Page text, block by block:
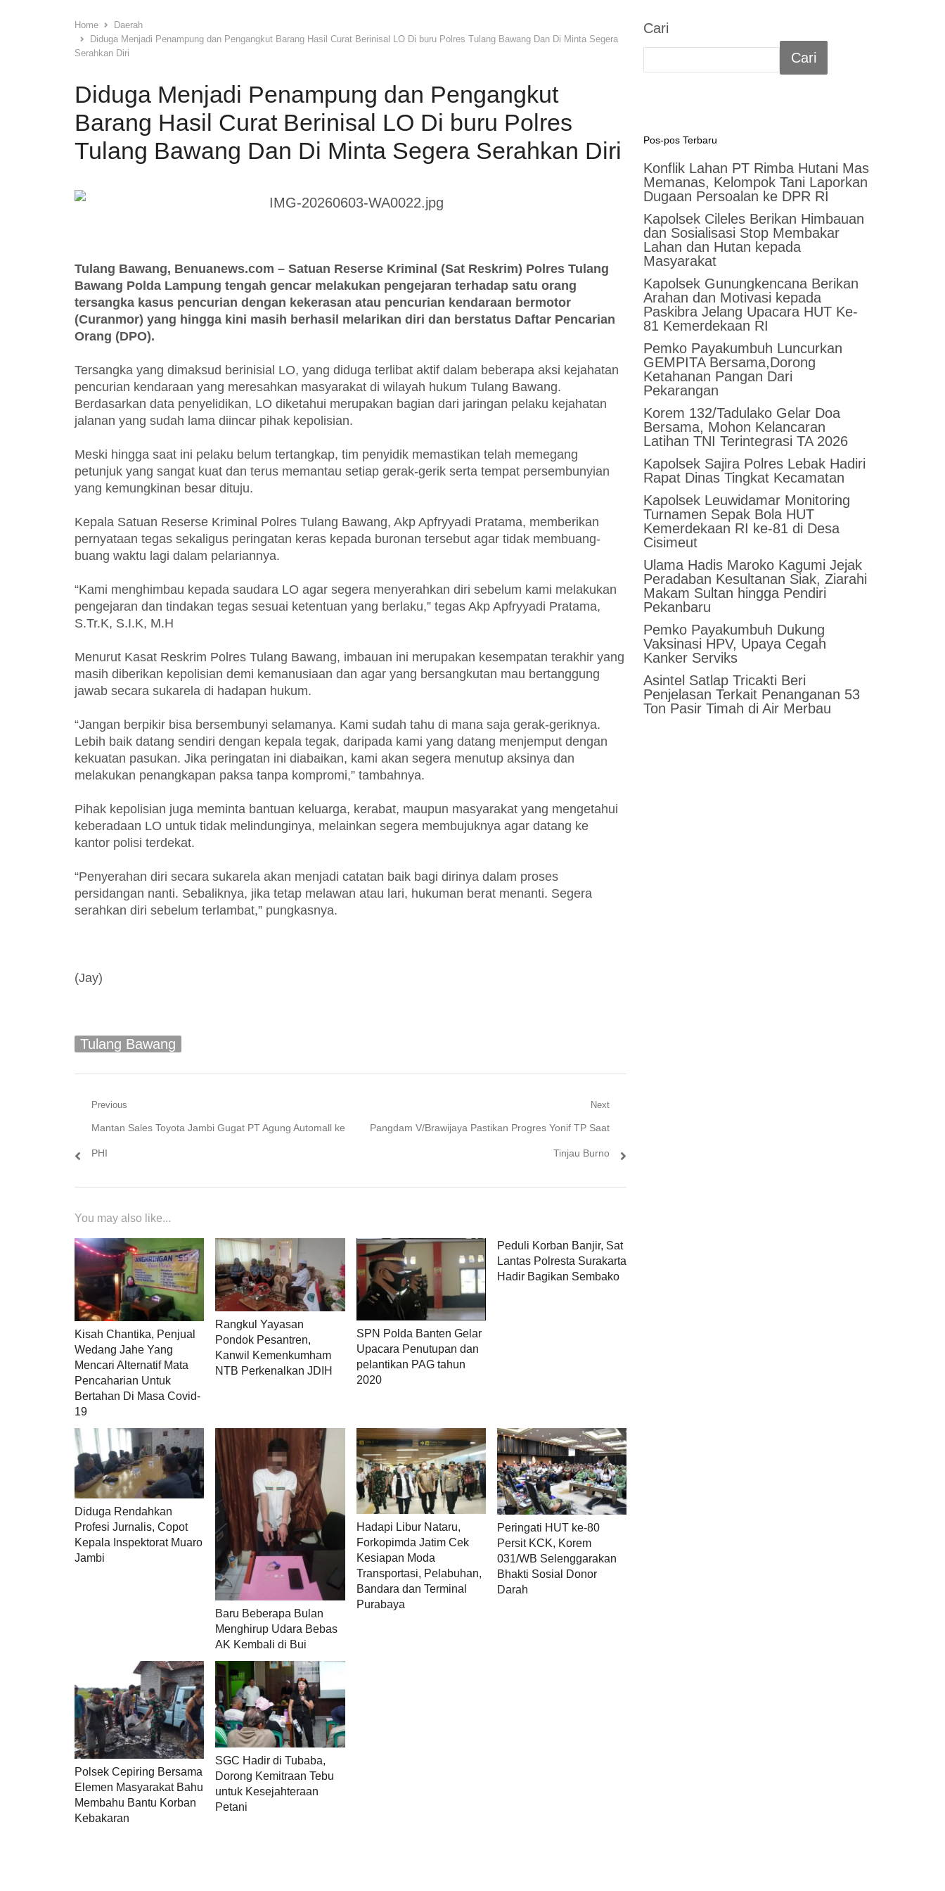
Home
Daerah
Diduga Menjadi Penampung dan Pengangkut Barang Hasil Curat Berinisal LO Di buru Polres Tulang Bawang Dan Di Minta Segera
Serahkan Diri
Diduga Menjadi Penampung dan Pengangkut
Barang Hasil Curat Berinisal LO Di buru Polres
Tulang Bawang Dan Di Minta Segera Serahkan Diri
Tulang Bawang, Benuanews.com – Satuan Reserse Kriminal (Sat Reskrim) Polres Tulang
Bawang Polda Lampung tengah gencar melakukan pengejaran terhadap satu orang
tersangka kasus pencurian dengan kekerasan atau pencurian kendaraan bermotor
(Curanmor) yang hingga kini masih berhasil melarikan diri dan berstatus Daftar Pencarian
Orang (DPO).
Tersangka yang dimaksud berinisial LO, yang diduga terlibat aktif dalam beberapa aksi kejahatan
pencurian kendaraan yang meresahkan masyarakat di wilayah hukum Tulang Bawang.
Berdasarkan data penyelidikan, LO diketahui merupakan bagian dari jaringan pelaku kejahatan
jalanan yang sudah lama diincar pihak kepolisian.
Meski hingga saat ini pelaku belum tertangkap, tim penyidik memastikan telah memegang
petunjuk yang sangat kuat dan terus memantau setiap gerak-gerik serta tempat persembunyian
yang kemungkinan besar dituju.
Kepala Satuan Reserse Kriminal Polres Tulang Bawang, Akp Apfryyadi Pratama, memberikan
pernyataan tegas sekaligus peringatan keras kepada buronan tersebut agar tidak membuang-
buang waktu lagi dalam pelariannya.
“Kami menghimbau kepada saudara LO agar segera menyerahkan diri sebelum kami melakukan
pengejaran dan tindakan tegas sesuai ketentuan yang berlaku,” tegas Akp Apfryyadi Pratama,
S.Tr.K, S.I.K, M.H
Menurut Kasat Reskrim Polres Tulang Bawang, imbauan ini merupakan kesempatan terakhir yang
masih diberikan kepolisian demi kemanusiaan dan agar yang bersangkutan mau bertanggung
jawab secara sukarela di hadapan hukum.
“Jangan berpikir bisa bersembunyi selamanya. Kami sudah tahu di mana saja gerak-geriknya.
Lebih baik datang sendiri dengan kepala tegak, daripada kami yang datang menjemput dengan
kekuatan pasukan. Jika peringatan ini diabaikan, kami akan segera menutup aksinya dan
melakukan penangkapan paksa tanpa kompromi,” tambahnya.
Pihak kepolisian juga meminta bantuan keluarga, kerabat, maupun masyarakat yang mengetahui
keberadaan LO untuk tidak melindunginya, melainkan segera membujuknya agar datang ke
kantor polisi terdekat.
“Penyerahan diri secara sukarela akan menjadi catatan baik bagi dirinya dalam proses
persidangan nanti. Sebaliknya, jika tetap melawan atau lari, hukuman berat menanti. Segera
serahkan diri sebelum terlambat,” pungkasnya.
(Jay)
Tulang Bawang
Navigasi
pos
Previous
Previous
post:
Mantan Sales Toyota Jambi Gugat PT Agung Automall ke
PHI
Next
Next
Pangdam V/Brawijaya Pastikan Progres Yonif TP Saat
Tinjau Burno
You may also like...
Kisah Chantika, Penjual
Wedang Jahe Yang
Mencari Alternatif Mata
Pencaharian Untuk
Bertahan Di Masa Covid-
19
Rangkul Yayasan
Pondok Pesantren,
Kanwil Kemenkumham
NTB Perkenalkan JDIH
SPN Polda Banten Gelar
Upacara Penutupan dan
pelantikan PAG tahun
2020
Peduli Korban Banjir, Sat
Lantas Polresta Surakarta
Hadir Bagikan Sembako
Diduga Rendahkan
Profesi Jurnalis, Copot
Kepala Inspektorat Muaro
Jambi
Baru Beberapa Bulan
Menghirup Udara Bebas
AK Kembali di Bui
Hadapi Libur Nataru,
Forkopimda Jatim Cek
Kesiapan Moda
Transportasi, Pelabuhan,
Bandara dan Terminal
Purabaya
Peringati HUT ke-80
Persit KCK, Korem
031/WB Selenggarakan
Bhakti Sosial Donor
Darah
Polsek Cepiring Bersama
Elemen Masyarakat Bahu
Membahu Bantu Korban
Kebakaran
SGC Hadir di Tubaba,
Dorong Kemitraan Tebu
untuk Kesejahteraan
Petani
Cari
Cari
Pos-pos Terbaru
Konflik Lahan PT Rimba Hutani Mas
Memanas, Kelompok Tani Laporkan
Dugaan Persoalan ke DPR RI
Kapolsek Cileles Berikan Himbauan
dan Sosialisasi Stop Membakar
Lahan dan Hutan kepada
Masyarakat
‎Kapolsek Gunungkencana Berikan
Arahan dan Motivasi kepada
Paskibra Jelang Upacara HUT Ke-
81 Kemerdekaan RI
Pemko Payakumbuh Luncurkan
GEMPITA Bersama,Dorong
Ketahanan Pangan Dari
Pekarangan
Korem 132/Tadulako Gelar Doa
Bersama, Mohon Kelancaran
Latihan TNI Terintegrasi TA 2026
Kapolsek Sajira Polres Lebak Hadiri
Rapat Dinas Tingkat Kecamatan
Kapolsek Leuwidamar Monitoring
Turnamen Sepak Bola HUT
Kemerdekaan RI ke-81 di Desa
Cisimeut
Ulama Hadis Maroko Kagumi Jejak
Peradaban Kesultanan Siak, Ziarahi
Makam Sultan hingga Pendiri
Pekanbaru
Pemko Payakumbuh Dukung
Vaksinasi HPV, Upaya Cegah
Kanker Serviks
Asintel Satlap Tricakti Beri
Penjelasan Terkait Penanganan 53
Ton Pasir Timah di Air Merbau